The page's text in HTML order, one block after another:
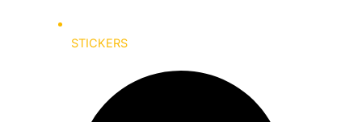
STICKERS